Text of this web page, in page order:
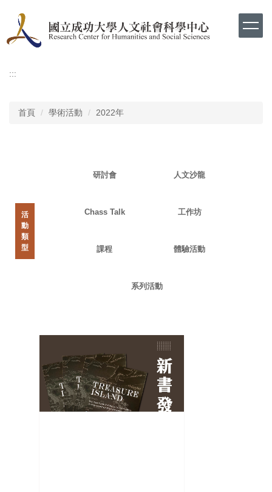
要
容
:::
首頁 學術活動 2022年
活
動
類
型
研討會 人文沙龍
Chass Talk 工作坊
課程 體驗活動
系列活動